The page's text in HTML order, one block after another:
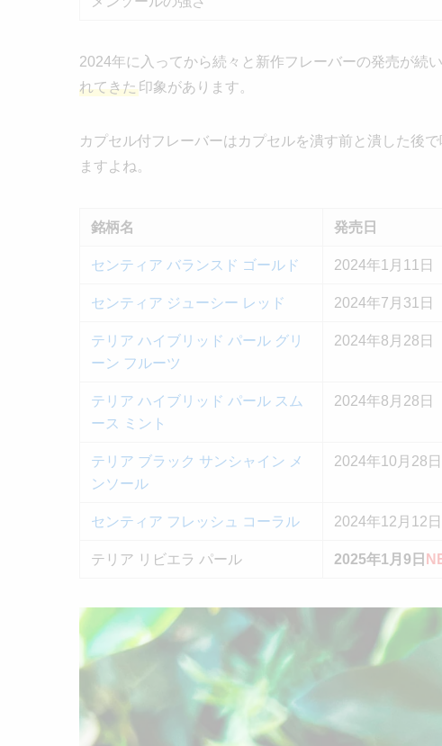
2024年に入ってから続々と新作フレーバーの発売が続
れてきた印象があります。
カプセル付フレーバーはカプセルを潰す前と潰した後
ますよね。
銘柄名 発売日
センティア バランスド ゴールド 2024年1月11日
センティア ジューシー レッド 2024年7月31日
テリア ハイブリッド パール グリ
ーン フルーツ
2024年8月28日
テリア ハイブリッド パール スム
ース ミント
2024年8月28日
テリア ブラック サンシャイン メ
ンソール
2024年10月28日
センティア フレッシュ コーラル 2024年12月12日
テリア リビエラ パール 2025年1月9日